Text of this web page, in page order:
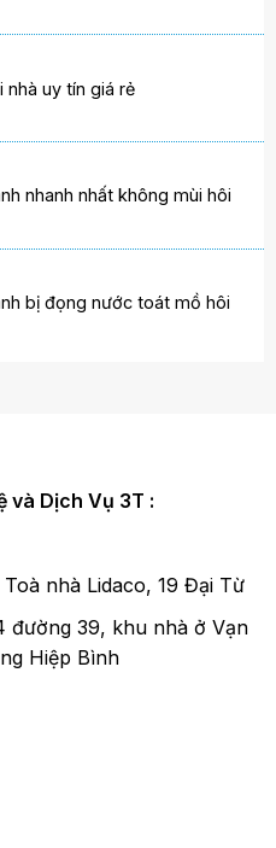
nhà uy tín giá rẻ
nhanh nhất không mùi hôi
bị đọng nước toát mồ hôi
và Dịch Vụ 3T :
Toà nhà Lidaco, 19 Đại Từ
đường 39, khu nhà ở Vạn
Hiệp Bình